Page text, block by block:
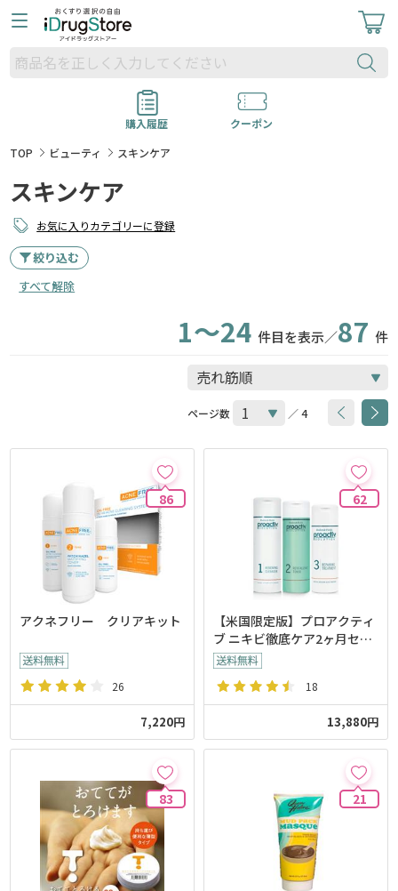
購入履歴
クーポン
TOP
ビューティ スキンケア
スキンケア
お気に入りカテゴリーに登録
絞り込む
すべて解除
1～24 件目を表示／87 件
ページ数 ／ 4
86
アクネフリー クリアキット
26
7,220円
62
【米国限定版】プロアクティ
ブ ニキビ徹底ケア2ヶ月セッ
ト
18
13,880円
83 21